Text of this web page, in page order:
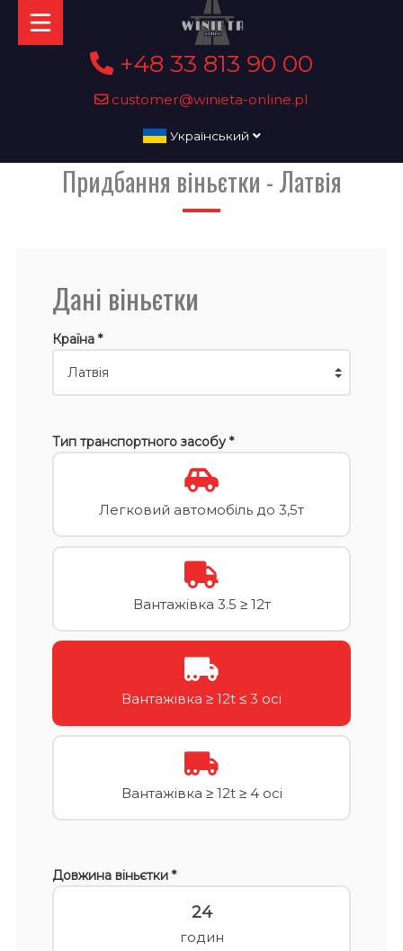
+48 33 813 90 00
customer@winieta-online.pl
Український
Придбання віньєтки - Латвія
Дані віньєтки
Країна *
Тип транспортного засобу *
Легковий автомобіль до 3,5т
Вантажівка 3.5 ≥ 12т
Вантажівка ≥ 12t ≤ 3 осі
Вантажівка ≥ 12t ≥ 4 осі
Довжина віньєтки *
24
годин